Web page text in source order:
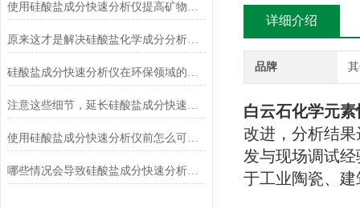
使用硅酸盐成分快速分析仪提高矿物加工效率
原来这才是解决硅酸盐化学成分分析常见故障的正确方法！
硅酸盐成分快速分析仪在环保领域的应用及前景
注意这些细节，延长硅酸盐成分快速分析仪使用寿命
使用硅酸盐成分快速分析仪前怎么可以不了解这些！
哪些情况会导致硅酸盐成分快速分析仪测定结果不准确？
详细介绍
品牌
白云石化学元
改进，分析结
发与现场调试
于工业陶瓷、